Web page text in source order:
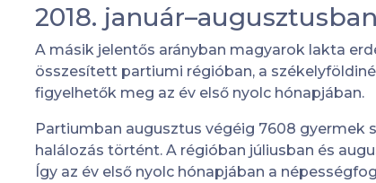
2018.
A másik jelentős arányban magyarok lakta
összesített partiumi régióban, a
figyelhetők meg az év első nyolc hónapjában.
Partiumban augusztus végéig 7608 gyermek
halálozás történt. A régióban júliusban és
Így az év első nyolc hónapjában a